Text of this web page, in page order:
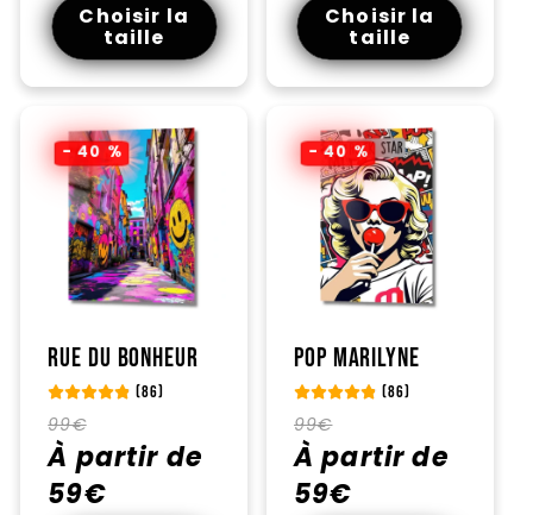
Choisir la
taille
Choisir la
taille
- 40 %
Rue du bonheur
(86)
Prix
habituel
99€
promotionnel
À partir de
59€
- 40 %
Pop Marilyne
(86)
Prix
habituel
99€
promotionnel
À partir de
59€